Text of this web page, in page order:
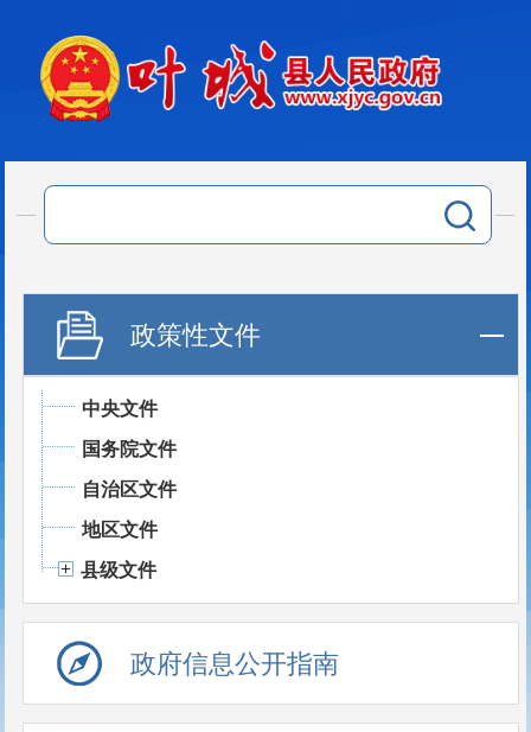
政策性文件
中央文件
国务院文件
自治区文件
地区文件
县级文件
政府信息公开指南